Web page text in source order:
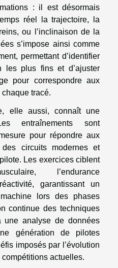
: il est désormais
réel la trajectoire, la
ou l’inclinaison de la
s’impose ainsi comme
permettant d’identifier
les plus fins et d’ajuster
pour correspondre aux
tracé.
elle aussi, connaît une
entraînements sont
pour répondre aux
des circuits modernes et
Les exercices ciblent
l’endurance
garantissant un
lors des phases
continue des techniques
une analyse de données
génération de pilotes
imposés par l’évolution
actuelles.